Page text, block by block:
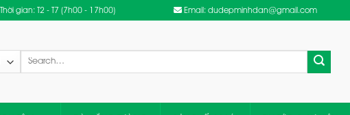
Thời gian: T2 - T7 (7h00 - 17h00) Email: dudepminhdan@gmail.com
Search